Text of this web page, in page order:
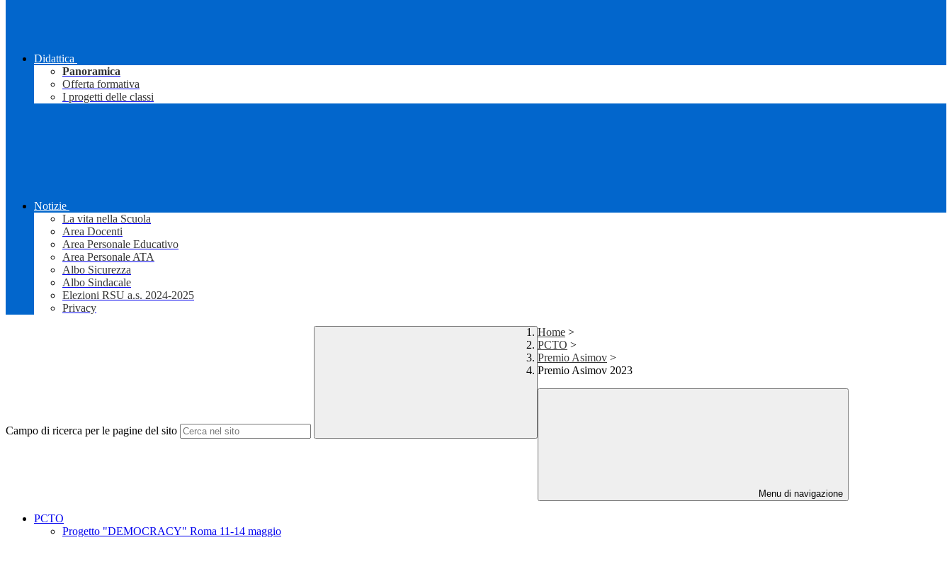
Didattica
Panoramica
Offerta formativa
I progetti delle classi
Notizie
La vita nella Scuola
Area Docenti
Area Personale Educativo
Area Personale ATA
Albo Sicurezza
Albo Sindacale
Elezioni RSU a.s. 2024-2025
Privacy
Campo di ricerca per le pagine del sito
Home >
PCTO >
Premio Asimov >
Premio Asimov 2023
Menu di navigazione
PCTO
Progetto "DEMOCRACY" Roma 11-14 maggio